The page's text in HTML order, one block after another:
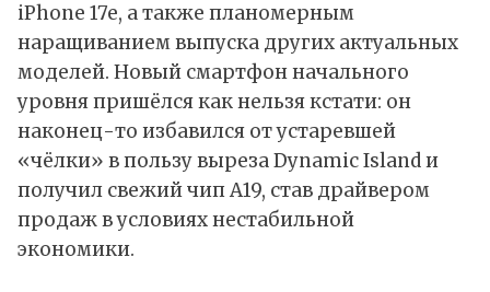
iPhone 17e, а также планомерным
наращиванием выпуска других актуальных
моделей. Новый смартфон начального
уровня пришёлся как нельзя кстати: он
наконец-то избавился от устаревшей
«чёлки» в пользу выреза Dynamic Island и
получил свежий чип A19, став драйвером
продаж в условиях нестабильной
экономики.